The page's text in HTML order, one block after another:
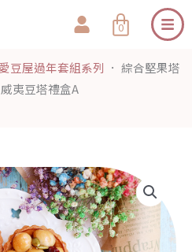
0購
物
籃
豆屋過年套組系列 ． 綜合堅果塔
威夷豆塔禮盒A